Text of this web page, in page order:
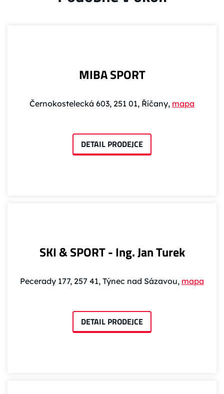
MIBA SPORT
Černokostelecká 603, 251 01, Říčany, mapa
DETAIL PRODEJCE
SKI & SPORT - Ing. Jan Turek
Pecerady 177, 257 41, Týnec nad Sázavou, mapa
DETAIL PRODEJCE